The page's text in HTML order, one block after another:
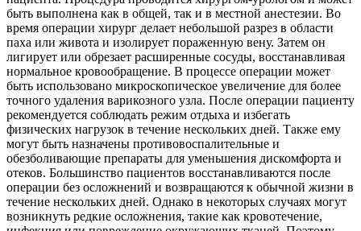
быть выполнена как в общей, так и в местной анестезии. Во
время операции хирург делает небольшой разрез в области
паха или живота и изолирует пораженную вену. Затем он
лигирует или обрезает расширенные сосуды, восстанавливая
нормальное кровообращение. В процессе операции может
быть использовано микроскопическое увеличение для более
точного удаления варикозного узла. После операции пациенту
рекомендуется соблюдать режим отдыха и избегать
физических нагрузок в течение нескольких дней. Также ему
могут быть назначены противовоспалительные и
обезболивающие препараты для уменьшения дискомфорта и
отеков. Большинство пациентов восстанавливаются после
операции без осложнений и возвращаются к обычной жизни в
течение нескольких дней. Однако в некоторых случаях могут
возникнуть редкие осложнения, такие как кровотечение,